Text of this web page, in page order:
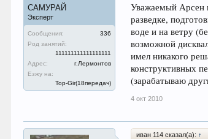
САМУРАЙ
Эксперт
Сообщения:
336
Род занятий:
111111111111111111
Адрес:
г.Лермонтов
Езжу на:
Top-Gir(18передач)
Уважаемый
разведке,
воде и на ветру
возможной
имел никакого
конструктивных
(зарабатываю
4 окт 2010
иван 114 сказал(а): ↑